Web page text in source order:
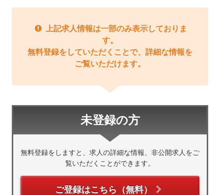
上記求人情報は一部のみ表示しておりま
す。
無料登録をしていただくことで、詳細な情報を
ご覧いただけます。
未登録の方
無料登録をしますと、求人の詳細な情報、非公開求人をご
覧いただくことができます。
ご登録はこちら（無料）